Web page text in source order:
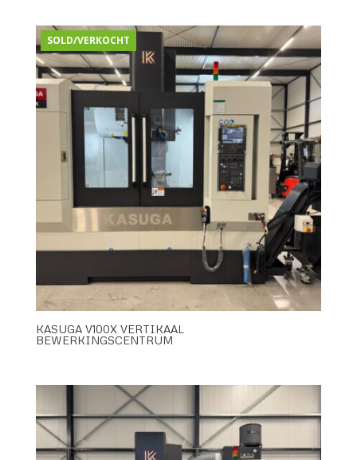
SOLD/VERKOCHT
KASUGA V100X VERTIKAAL
BEWERKINGSCENTRUM